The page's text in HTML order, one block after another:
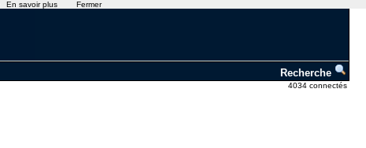
Recherche
4034 connectés
En savoir plus Fermer